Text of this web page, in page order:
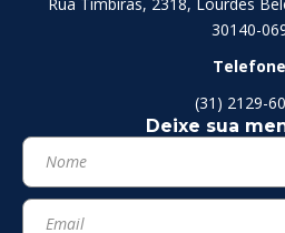
30140-
Telefone
(31) 2129-
Deixe sua